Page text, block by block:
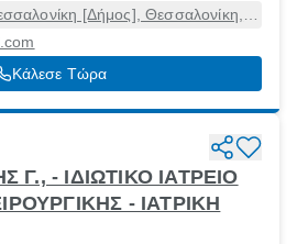
[Δήμος], Θεσσαλονίκη,
Κάλεσε Τώρα
Γ., - ΙΔΙΩΤΙΚΟ ΙΑΤΡΕΙΟ
- ΙΑΤΡΙΚΗ